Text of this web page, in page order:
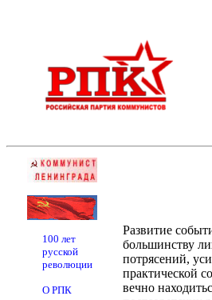
100 лет
русской
революции
О РПК
Развитие
большинству
потрясений,
практической
вечно